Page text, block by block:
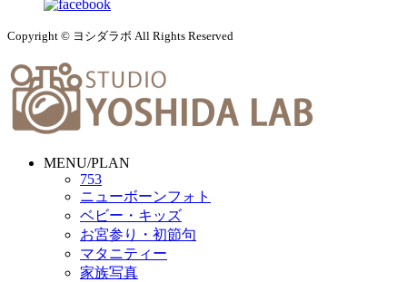
Copyright © ヨシダラボ All Rights Reserved
MENU/PLAN
753
ニューボーンフォト
ベビー・キッズ
お宮参り・初節句
マタニティー
家族写真